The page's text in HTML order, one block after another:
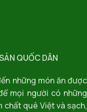
QUỐC DÂN
những món ăn được
mọi người có những
chất quê Việt và sạch,